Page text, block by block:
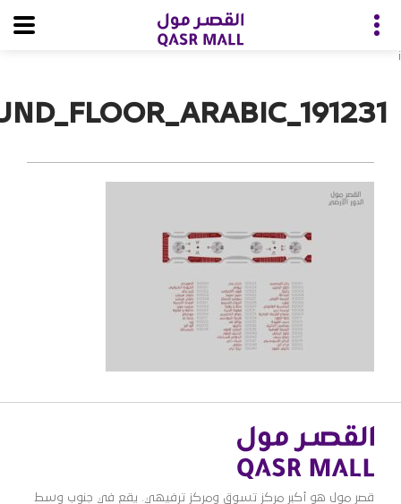
i
قصر مول هو أكبر مركز تسوق ومركز ترفيهي. يقع في جنوب وسط